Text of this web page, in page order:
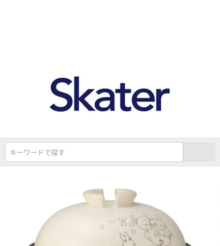
キーワードで探す